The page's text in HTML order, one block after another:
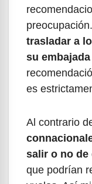
trasladar a
su
es
Al contrario
salir o no de
que podrían